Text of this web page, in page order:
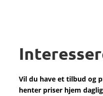
Vil du have et tilbud og
henter priser hjem